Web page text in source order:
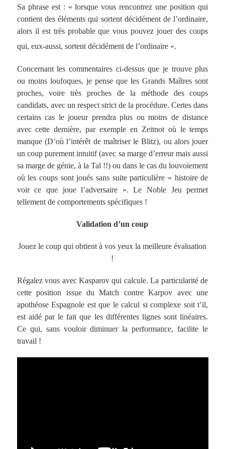
Sa phrase est : « lorsque vous rencontrez une position qui
contient des éléments qui sortent décidément de l’ordinaire,
alors il est très probable que vous pouvez jouer des coups
qui, eux-aussi, sortent décidément de l’ordinaire ».
Concernant les commentaires ci-dessus que je trouve plus
ou moins loufoques, je pense que les Grands Maîtres sont
proches, voire très proches de la méthode des coups
candidats, avec un respect strict de la procédure. Certes dans
certains cas le joueur prendra plus ou moins de distance
avec cette dernière, par exemple en Zeitnot où le temps
manque (D’où l’intérêt de maîtriser le Blitz), ou alors jouer
un coup purement intuitif (avec sa marge d’erreur mais aussi
sa marge de génie, à la Tal !!) ou dans le cas du louvoiement
où les coups sont joués sans suite particulière « histoire de
voir ce que joue l’adversaire ». Le Noble Jeu permet
tellement de comportements spécifiques !
Validation d’un coup
Jouez le coup qui obtient à vos yeux la meilleure évaluation
!
Régalez vous avec Kasparov qui calcule. La particularité de
cette position issue du Match contre Karpov avec une
apothéose Espagnole est que le calcul si complexe soit t’il,
est aidé par le fait que les différentes lignes sont linéaires.
Ce qui, sans vouloir diminuer la performance, facilite le
travail !